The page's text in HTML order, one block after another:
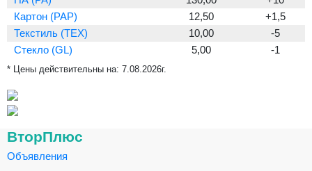
Картон (PAP)
12,50
+1,5
Текстиль (TEX)
10,00
-5
Стекло (GL)
5,00 -1
* Цены действительны на: 7.08.2026г.
ВторПлюс
Объявления